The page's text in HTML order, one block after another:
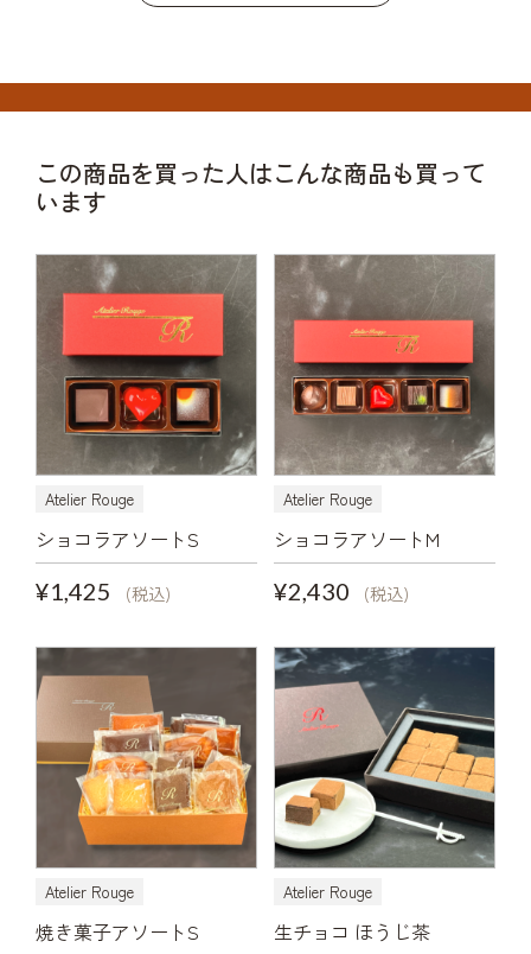
この商品を買った人はこんな商品も買って
います
Atelier Rouge
ショコラアソートS
¥1,425
(税込)
Atelier Rouge
ショコラアソートM
¥2,430
(税込)
Atelier Rouge
焼き菓子アソートS
Atelier Rouge
生チョコ ほうじ茶